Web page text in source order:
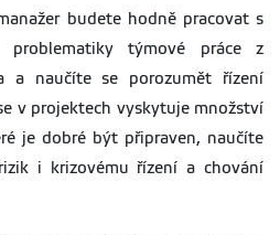
budete hodně pracovat s
týmové práce z
a naučíte se porozumět řízení
v projektech vyskytuje množství
je dobré být připraven, naučíte
i krizovému řízení a chování